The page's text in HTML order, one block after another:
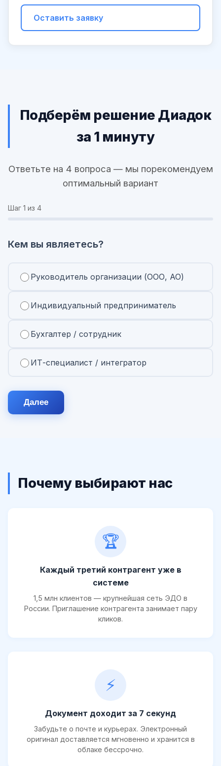
Оставить заявку
Подберём решение Диадок
за 1 минуту
Ответьте на 4 вопроса — мы порекомендуем
оптимальный вариант
Шаг 1 из 4
Кем вы являетесь?
Руководитель организации (ООО, АО)
Индивидуальный предприниматель
Бухгалтер / сотрудник
ИТ-специалист / интегратор
Далее
Почему выбирают нас
🏆
Каждый третий контрагент уже в
системе
1,5 млн клиентов — крупнейшая сеть ЭДО в
России. Приглашение контрагента занимает пару
кликов.
⚡
Документ доходит за 7 секунд
Забудьте о почте и курьерах. Электронный
оригинал доставляется мгновенно и хранится в
облаке бессрочно.